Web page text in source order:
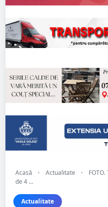
Acasă • Actualitate •
de 4 ...
Actualitate